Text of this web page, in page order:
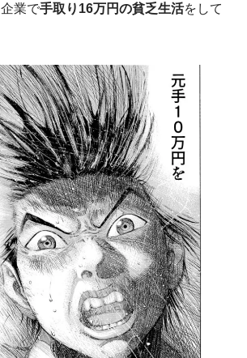
業で手取り16万円の貧乏生活をして